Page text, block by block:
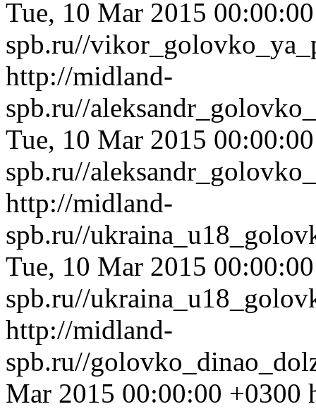
Tue, 10 Mar 2015
spb.ru//
http://midland-
spb.ru//
Tue, 10 Mar 2015
spb.ru//
http://midland-
spb.ru//
Tue, 10 Mar 2015
spb.ru//
http://midland-
spb.ru//
Mar 2015 00:00:00 +0300